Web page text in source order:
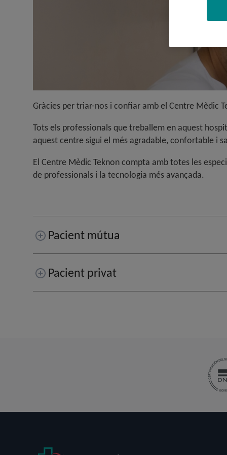
Gràcies per triar-nos i confiar amb el Centre Mèdic
Tots els professionals que treballem en aquest
aquest centre sigui el més agradable, confortable i
El Centre Mèdic Teknon compta amb totes les
de professionals i la tecnologia més avançada.
Pacient mútua
Pacient privat